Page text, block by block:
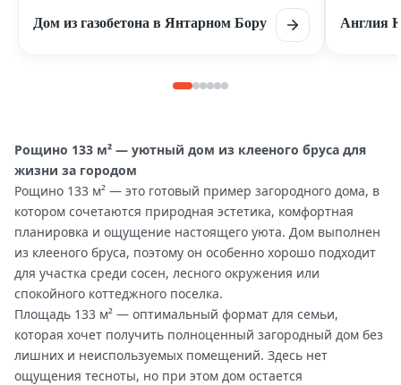
Дом из газобетона в Янтарном Бору Англия
Рощино 133 м² — уютный дом из клееного бруса для
жизни за городом
Рощино 133 м² — это готовый пример загородного дома, в
котором сочетаются природная эстетика, комфортная
планировка и ощущение настоящего уюта. Дом выполнен
из клееного бруса, поэтому он особенно хорошо подходит
для участка среди сосен, лесного окружения или
спокойного коттеджного поселка.
Площадь 133 м² — оптимальный формат для семьи,
которая хочет получить полноценный загородный дом без
лишних и неиспользуемых помещений. Здесь нет
ощущения тесноты, но при этом дом остается